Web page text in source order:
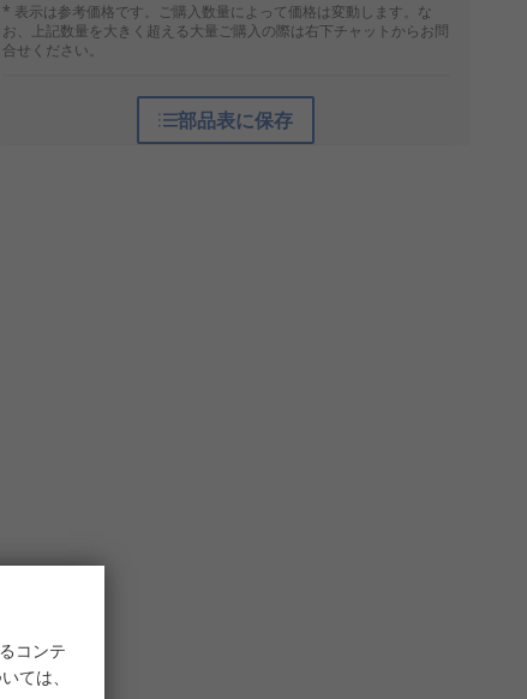
* 表示は参考価格です。ご購入数量によって価格は変動します。な
お、上記数量を大きく超える大量ご購入の際は右下チャットからお問
合せください。
部品表に保存
コンテ
ては、